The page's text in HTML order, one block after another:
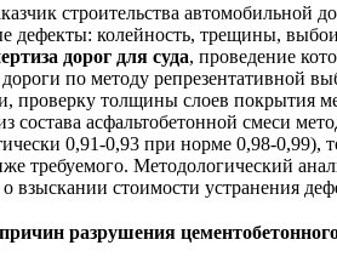
строительства автомобильной
колейность, трещины,
дорог для суда, проведение
дороги по методу
проверку толщины слоев покрытия
состава асфальтобетонной смеси
0,91-0,93 при норме 0,98-
требуемого. Методологический
стоимости устранения
разрушения